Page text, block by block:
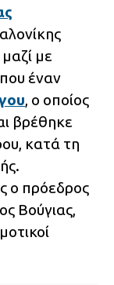
με
έναν
, ο οποίος
βρέθηκε
κατά τη
ο πρόεδρος
Βούγιας,